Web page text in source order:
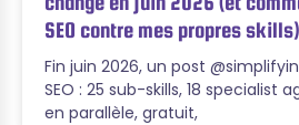
SEO contre mes propres skills)
Fin juin 2026, un post
SEO : 25 sub-skills, 18 specialist
en parallèle, gratuit,